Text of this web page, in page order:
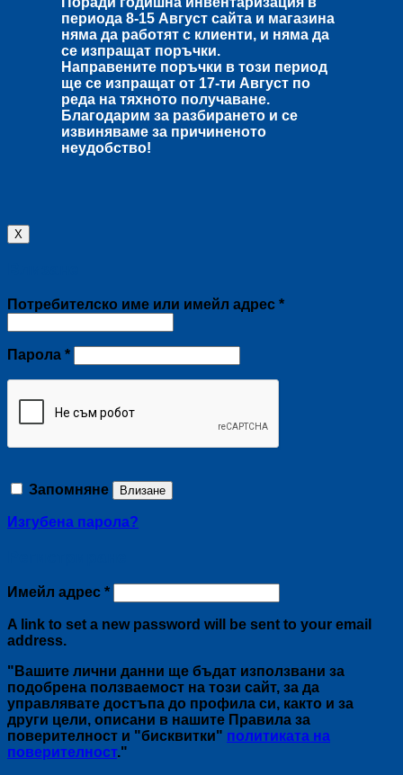
периода 8-15 Август сайта и магазина
няма да работят с клиенти, и няма да
се изпращат поръчки.
Направените поръчки в този период
ще се изпращат от 17-ти Август по
реда на тяхното получаване.
Благодарим за разбирането и се
извиняваме за причиненото
неудобство!
X
Потребителско име или имейл адрес *Задължително
Парола *Задължително
Запомняне Влизане
Изгубена парола?
Имейл адрес *Задължително
A link to set a new password will be sent to your email
address.
"Вашите лични данни ще бъдат използвани за
подобрена ползваемост на този сайт, за да
управлявате достъпа до профила си, както и за
други цели, описани в нашите Правила за
поверителност и "бисквитки" политиката на
поверителност."